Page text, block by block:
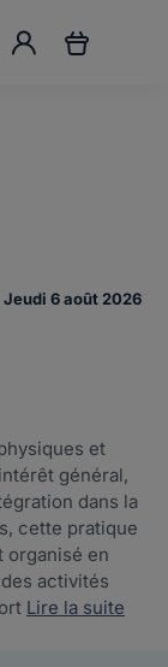
Jeudi 6 août 2026
et
général,
dans la
cette pratique
organisé en
activités
Lire la suite